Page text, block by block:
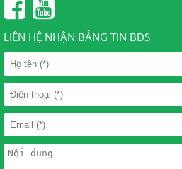
LIÊN HỆ NHẬN BẢNG TIN BĐS